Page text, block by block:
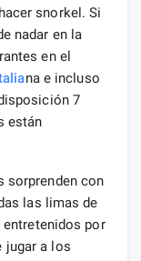
snorkel. Si
nadar en la
en el
na e incluso
7
están
sorprenden con
las limas de
por
jugar a los